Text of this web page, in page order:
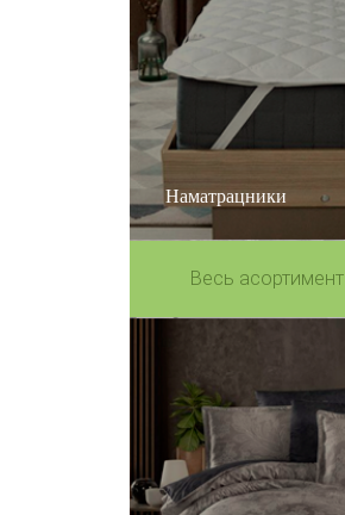
Наматрацники
Весь асортимент